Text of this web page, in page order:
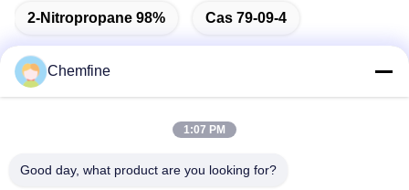
2-Nitropropane 98% Cas 79-09-4
Schnelle Kontaktaufnahme
Adresse
Chemfine
1:07 PM
Good day, what product are you looking for?